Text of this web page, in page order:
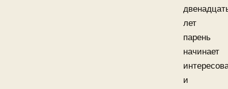
лет
парень
начинает
и